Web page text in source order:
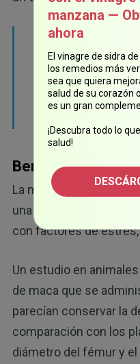
"Reduce los
ansiedad y
en mujeres en
independiente de
18
Beneficios
La maca es un
una sustancia natural
con factores de
Un estudio en
de maca que se
parecían conservar la
comparación con los
diámetro del fémur y
manzana —
ahora
El vinagre de sidra
los remedios más
sea que quiera
salud de su corazón
es un gran
¡Descubra todo lo
salud!